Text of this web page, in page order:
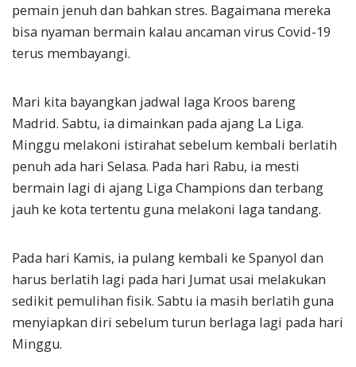
pemain jenuh dan bahkan stres. Bagaimana mereka
bisa nyaman bermain kalau ancaman virus Covid-19
terus membayangi.
Mari kita bayangkan jadwal laga Kroos bareng
Madrid. Sabtu, ia dimainkan pada ajang La Liga.
Minggu melakoni istirahat sebelum kembali berlatih
penuh ada hari Selasa. Pada hari Rabu, ia mesti
bermain lagi di ajang Liga Champions dan terbang
jauh ke kota tertentu guna melakoni laga tandang.
Pada hari Kamis, ia pulang kembali ke Spanyol dan
harus berlatih lagi pada hari Jumat usai melakukan
sedikit pemulihan fisik. Sabtu ia masih berlatih guna
menyiapkan diri sebelum turun berlaga lagi pada hari
Minggu.